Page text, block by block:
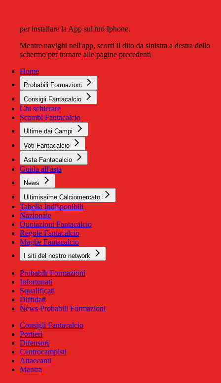
per installare la App sul tuo Iphone.
Mentre navighi nell'app, scorri il dito da sinistra a destra dello
schermo per tornare alle pagine precedenti
Home
Probabili Formazioni
Consigli Fantacalcio
Chi schierare
Scambi Fantacalcio
Ultime dai Campi
Voti Fantacalcio
Asta Fantacalcio
Guida all'asta
News
Ultimissime Calciomercato
Tabella Indisponibili
Nazionale
Quotazioni Fantacalcio
Regole Fantacalcio
Maglie Fantacalcio
I siti del nostro network
Probabili Formazioni
Infortunati
Squalificati
Diffidati
News Probabili Formazioni
Consigli Fantacalcio
Portieri
Difensori
Centrocampisti
Attaccanti
Mantra